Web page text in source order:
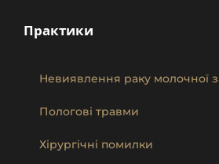
Практики
Невиявлення раку молочної
Пологові травми
Хірургічні помилки